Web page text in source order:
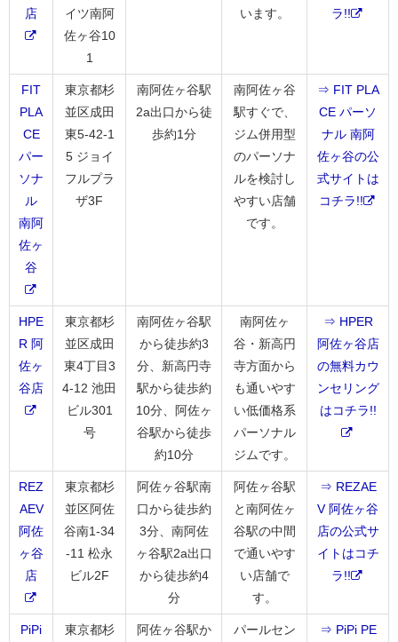
店
イツ南阿
佐ヶ谷10
1
います。
ラ!!
FIT
PLA
CE
パー
ソナ
ル
南阿
佐ヶ
谷
東京都杉
並区成田
東5-42-1
5 ジョイ
フルプラ
ザ3F
南阿佐ヶ谷駅
2a出口から徒
歩約1分
南阿佐ヶ谷
駅すぐで、
ジム併用型
のパーソナ
ルを検討し
やすい店舗
です。
⇒ FIT PLA
CE パーソ
ナル 南阿
佐ヶ谷の公
式サイトは
コチラ!!
HPE
R 阿
佐ヶ
谷店
東京都杉
並区成田
東4丁目3
4-12 池田
ビル301
号
南阿佐ヶ谷駅
から徒歩約3
分、新高円寺
駅から徒歩約
10分、阿佐ヶ
谷駅から徒歩
約10分
南阿佐ヶ
谷・新高円
寺方面から
も通いやす
い低価格系
パーソナル
ジムです。
⇒ HPER
阿佐ヶ谷店
の無料カウ
ンセリング
はコチラ!!
REZ
AEV
阿佐
ヶ谷
店
東京都杉
並区阿佐
谷南1-34
-11 松永
ビル2F
阿佐ヶ谷駅南
口から徒歩約
3分、南阿佐
ヶ谷駅2a出口
から徒歩約4
分
阿佐ヶ谷駅
と南阿佐ヶ
谷駅の中間
で通いやす
い店舗で
す。
⇒ REZAE
V 阿佐ヶ谷
店の公式サ
イトはコチ
ラ!!
PiPi
東京都杉
阿佐ヶ谷駅か
パールセン
⇒ PiPi PE